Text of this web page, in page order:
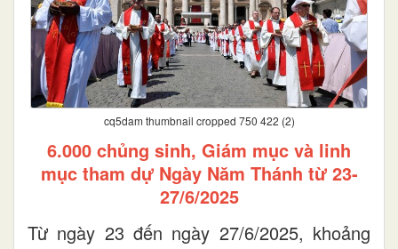
cq5dam thumbnail cropped 750 422 (2)
6.000 chủng sinh, Giám mục và linh
mục tham dự Ngày Năm Thánh từ 23-
27/6/2025
Từ ngày 23 đến ngày 27/6/2025, khoảng